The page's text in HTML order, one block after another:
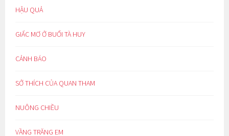
HẬU QUẢ
GIẤC MƠ Ở BUỔI TÀ HUY
CẢNH BÁO
SỞ THÍCH CỦA QUAN THAM
NUÔNG CHIỀU
VẦNG TRĂNG EM